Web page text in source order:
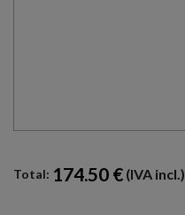
Total: 174.50 € (IVA incl.)